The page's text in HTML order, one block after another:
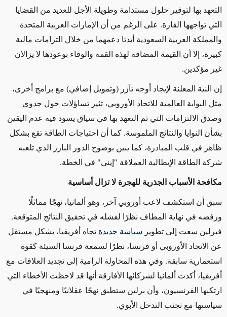
التعهد بها لتوفير حلول مستدامة وطويلة الأجل للعديد من القضايا
التي تواجهها القارة. على الرغم من أن الإمارات العربية المتحدة
والمملكة العربية السعودية أبدتا دعمهما من خلال التزامات مالية
كبيرة، إلا أن القيمة المضافة لهذه القمة والوفاء بوعودها لا يزالان
غير مؤكدين.
إن النية المعلنة لإيجاد أوجه تآزر (وتمويل إضافي) مع برامج أخرى،
مثل البوابة العالمية للاتحاد الأوروبي، تثير تساؤلات حول جدوى
وصدق الالتزامات التي تم التعهد بها في سياق يسود فيه عدم اليقين
بشأن النوايا والنتائج الملموسة. كما أن احتياجات الطاقة تقع بشكل
ظاهر في قلب المبادرة، كما يبين بوضوح الدور البارز الذي تلعبه
شركة الطاقة الإيطالية العملاقة "إيني" في الخطة.
مكافحة الأسباب الجذرية للهجرة لا تزال أساسية
سبق أن استكشف لاعب أوروبي آخر، وهو ألمانيا، نهجًا مماثلًا
ورفضه في نهاية المطاف نظرًا لفشله في تحقيق النتائج المتوقعة.
فبرلين سعت إلى تطوير سياسة جديدة تجاه أفريقيا، بشكل مستقل
عن الاتحاد الأوروبي أو فرنسا، نظرًا لسمعة فرنسا السيئة كقوة
استعمارية سابقة. وفي هذه المحاولة الرامية إلى تجديد العلاقات مع
أفريقيا، أكدت ألمانيا لشركائها الأفارقة أنها قد لاحظت الأخطاء التي
ارتكبها الفرنسيون، وأن برلين ستطبق نهجًا عقلانيًا ومنهجيًا في
سياستها مع تجنب التدخل الأبوي.